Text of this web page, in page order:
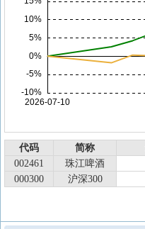
代码 简称
002461
珠江啤酒
000300
沪深300